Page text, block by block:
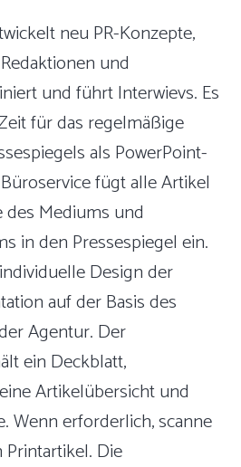
neu PR-Konzepte,
und
und führt Interwievs. Es
für das regelmäßige
als PowerPoint-
fügt alle Artikel
Mediums und
in den Pressespiegel ein.
Design der
auf der Basis des
Agentur. Der
ein Deckblatt,
Artikelübersicht und
Wenn erforderlich, scanne
Die